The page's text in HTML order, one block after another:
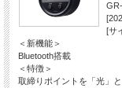
[サ
＜新機能＞
Bluetooth搭載
＜特徴＞
取締りポイントを「光」